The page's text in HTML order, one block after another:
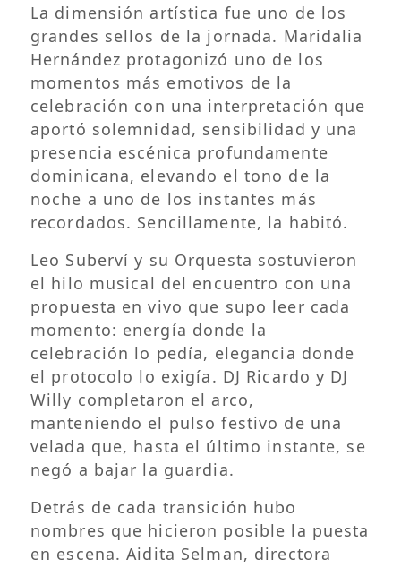
La dimensión artística fue uno de los
grandes sellos de la jornada. Maridalia
Hernández protagonizó uno de los
momentos más emotivos de la
celebración con una interpretación que
aportó solemnidad, sensibilidad y una
presencia escénica profundamente
dominicana, elevando el tono de la
noche a uno de los instantes más
recordados. Sencillamente, la habitó.
Leo Suberví y su Orquesta sostuvieron
el hilo musical del encuentro con una
propuesta en vivo que supo leer cada
momento: energía donde la
celebración lo pedía, elegancia donde
el protocolo lo exigía. DJ Ricardo y DJ
Willy completaron el arco,
manteniendo el pulso festivo de una
velada que, hasta el último instante, se
negó a bajar la guardia.
Detrás de cada transición hubo
nombres que hicieron posible la puesta
en escena. Aidita Selman, directora